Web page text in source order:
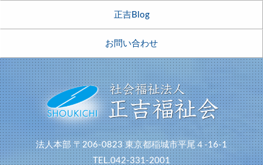
正吉Blog
お問い合わせ
法人本部 〒206-0823 東京都稲城市平尾４-16-1
TEL.042-331-2001